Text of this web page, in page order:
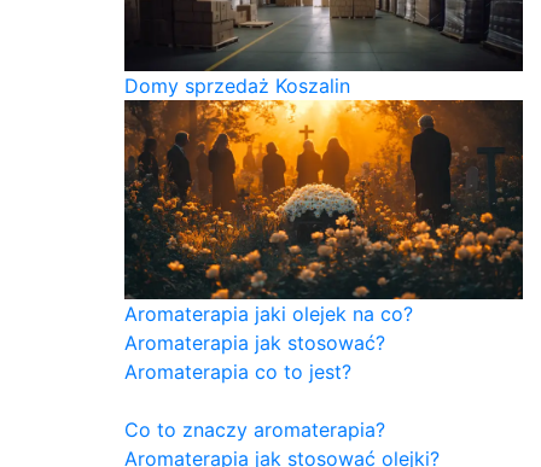
Domy sprzedaż Koszalin
Aromaterapia jaki olejek na co?
Aromaterapia jak stosować?
Aromaterapia co to jest?
Co to znaczy aromaterapia?
Aromaterapia jak stosować olejki?